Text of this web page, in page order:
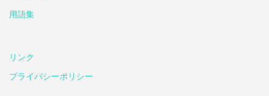
用語集
リンク
プライバシーポリシー